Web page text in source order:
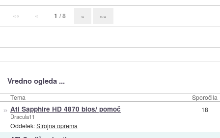
«« « 1 / 8 » »»
Vredno ogleda ...
Tema Sporočila
» Ati Sapphire HD 4870 bios/ pomoč
Dracula11
Oddelek:Strojna oprema
18